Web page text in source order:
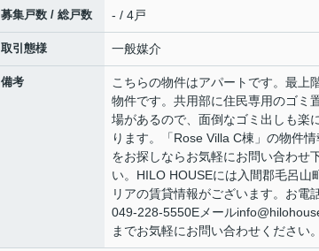
募集戸数 / 総戸数 - / 4戸
取引態様 一般媒介
備考
こちらの物件はアパートです。最上
物件です。共用部に住民専用のゴミ
場があるので、面倒なゴミ出しも楽
ります。「Rose Villa C棟」の物件情
をお探しならお気軽にお問い合わせ
い。HILO HOUSEには入間郡毛呂山
リアの賃貸情報がございます。お電
049-228-5550Eメール
までお気軽にお問い合わせください